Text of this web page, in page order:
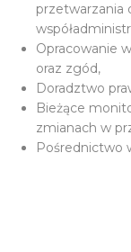
przetwarzania
Opracowanie
oraz zgód,
Doradztwo
Bieżące
zmianach w
Pośrednictwo